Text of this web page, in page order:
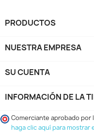
PRODUCTOS
NUESTRA EMPRESA
SU CUENTA
INFORMACIÓN DE LA
Comerciante aprobado por
haga clic aquí para mostrar